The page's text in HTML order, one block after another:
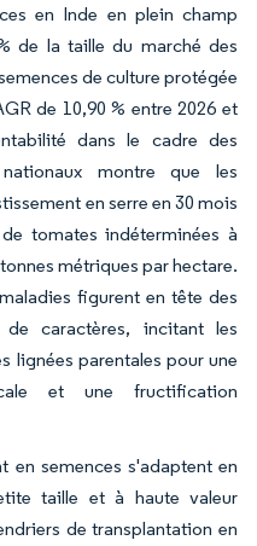
en Inde en plein champ
de la taille du marché des
de culture protégée
de 10,90 % entre 2026 et
dans le cadre des
montre que les
en serre en 30 mois
tomates indéterminées à
métriques par hectare.
figurent en tête des
caractères, incitant les
lignées parentales pour une
et une fructification
en semences s'adaptent en
taille et à haute valeur
de transplantation en